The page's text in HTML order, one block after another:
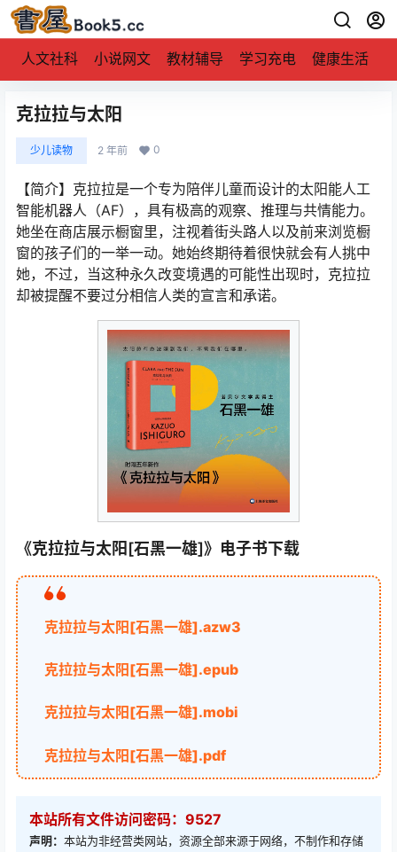
人文社科 小说网文 教材辅导 学习充电 健康生活
克拉拉与太阳
少儿读物 2 年前 0
【简介】克拉拉是一个专为陪伴儿童而设计的太阳能人工
智能机器人（AF），具有极高的观察、推理与共情能力。
她坐在商店展示橱窗里，注视着街头路人以及前来浏览橱
窗的孩子们的一举一动。她始终期待着很快就会有人挑中
她，不过，当这种永久改变境遇的可能性出现时，克拉拉
却被提醒不要过分相信人类的宣言和承诺。
《克拉拉与太阳[石黑一雄]》电子书下载
克拉拉与太阳[石黑一雄].azw3
克拉拉与太阳[石黑一雄].epub
克拉拉与太阳[石黑一雄].mobi
克拉拉与太阳[石黑一雄].pdf
本站所有文件访问密码：9527
声明： 本站为非经营类网站，资源全部来源于网络，不制作和存储